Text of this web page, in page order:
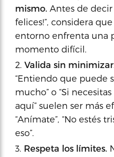
mismo. Antes de decir
felices!”, considera
entorno enfrenta una
momento difícil.
Valida sin
“Entiendo que puede
mucho” o “Si
aquí” suelen ser más
“Anímate”, “No estés
eso”.
Respeta los límites.